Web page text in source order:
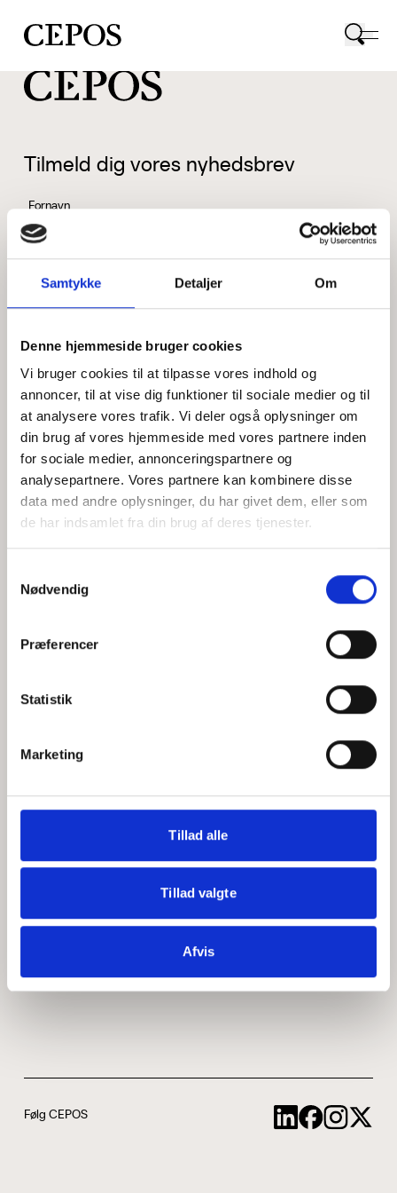
Samtykke Detaljer Om
Denne hjemmeside bruger cookies
Vi bruger cookies til at tilpasse vores indhold og
annoncer, til at vise dig funktioner til sociale medier og til
at analysere vores trafik. Vi deler også oplysninger om
din brug af vores hjemmeside med vores partnere inden
for sociale medier, annonceringspartnere og
analysepartnere. Vores partnere kan kombinere disse
data med andre oplysninger, du har givet dem, eller som
de har indsamlet fra din brug af deres tjenester.
Nødvendig
Præferencer
Statistik
Marketing
Tillad alle
Tillad valgte
Afvis
CEPOS logo
Tilmeld dig vores nyhedsbrev
Fornavn
Efternavn
Jeg accepterer behandlingen af mine personoplysninger i
henhold tilprivatlivspolitikken
Hvem er CEPOS
Medarbejdere
ABCepos
Podcast
Følg CEPOS